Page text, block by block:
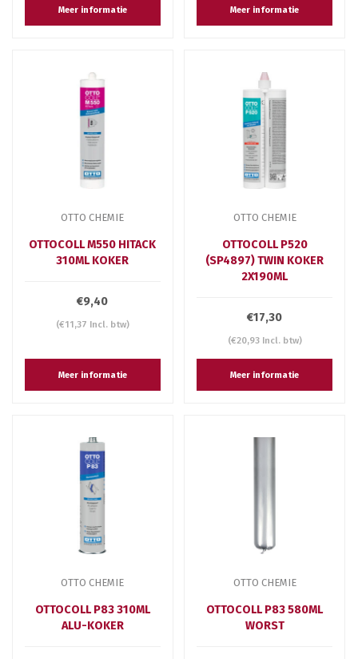
Meer informatie Meer informatie
OTTO CHEMIE
OTTOCOLL M550 HITACK
310ML KOKER
€9,40
(€11,37 Incl. btw)
Meer informatie
OTTO CHEMIE
OTTOCOLL P520
(SP4897) TWIN KOKER
2X190ML
€17,30
(€20,93 Incl. btw)
Meer informatie
OTTO CHEMIE
OTTOCOLL P83 310ML
ALU-KOKER
OTTO CHEMIE
OTTOCOLL P83 580ML
WORST